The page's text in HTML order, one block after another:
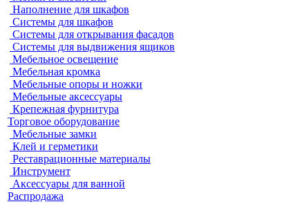
Наполнение для шкафов
Системы для шкафов
Системы для открывания фасадов
Системы для выдвижения ящиков
Мебельное освещение
Мебельная кромка
Мебельные опоры и ножки
Мебельные аксессуары
Крепежная фурнитура
Торговое оборудование
Мебельные замки
Клей и герметики
Реставрационные материалы
Инструмент
Аксессуары для ванной
Распродажа